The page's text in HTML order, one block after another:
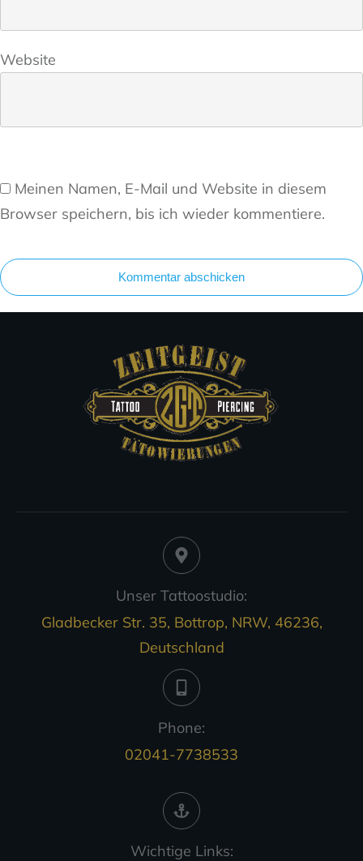
Website
Meinen Namen, E-Mail und Website in diesem
Browser speichern, bis ich wieder kommentiere.
Kommentar abschicken
Unser Tattoostudio:
Gladbecker Str. 35, Bottrop, NRW, 46236,
Deutschland
Phone:
02041-7738533
Wichtige Links: